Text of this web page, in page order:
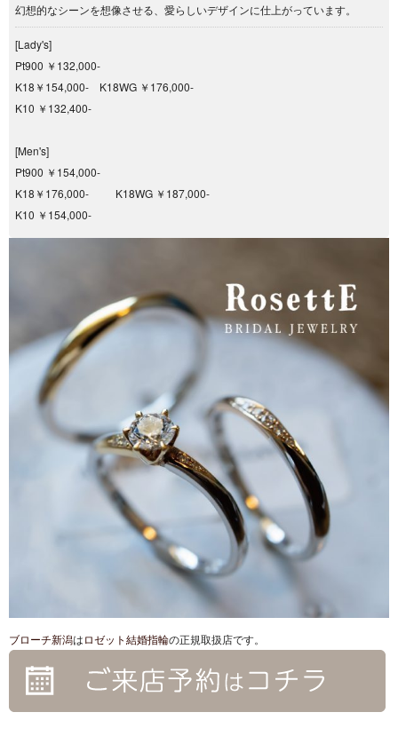
幻想的なシーンを想像させる、愛らしいデザインに仕上がっています。
[Lady's]
Pt900 ￥132,000-
K18￥154,000- K18WG ￥176,000-
K10 ￥132,400-
[Men's]
Pt900 ￥154,000-
K18￥176,000- K18WG ￥187,000-
K10 ￥154,000-
ブローチ新潟はロゼット結婚指輪の正規取扱店です。